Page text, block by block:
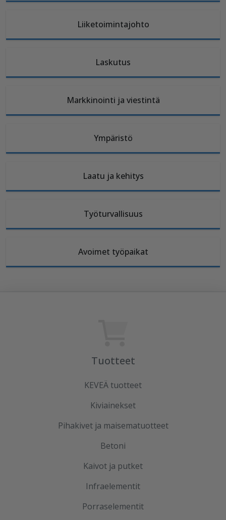
Liiketoimintajohto
Laskutus
Markkinointi ja viestintä
Ympäristö
Laatu ja kehitys
Työturvallisuus
Avoimet työpaikat
Tuotteet
KEVEÄ tuotteet
Kiviainekset
Pihakivet ja maisematuotteet
Betoni
Kaivot ja putket
Infraelementit
Porraselementit